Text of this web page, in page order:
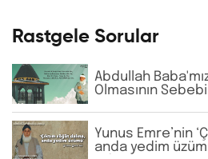
Rastgele Sorular
Abdullah
Olmasının
Yunus Emre’nin
anda yedim